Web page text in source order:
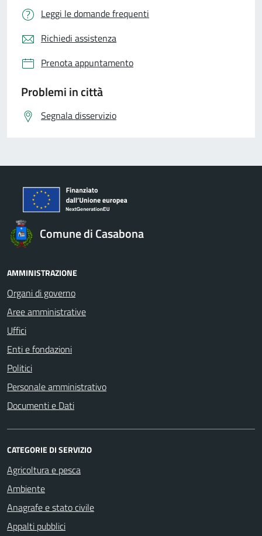
Leggi le domande frequenti
Richiedi assistenza
Prenota appuntamento
Problemi in città
Segnala disservizio
Comune di Casabona
AMMINISTRAZIONE
Organi di governo
Aree amministrative
Uffici
Enti e fondazioni
Politici
Personale amministrativo
Documenti e Dati
CATEGORIE DI SERVIZIO
Agricoltura e pesca
Ambiente
Anagrafe e stato civile
Appalti pubblici